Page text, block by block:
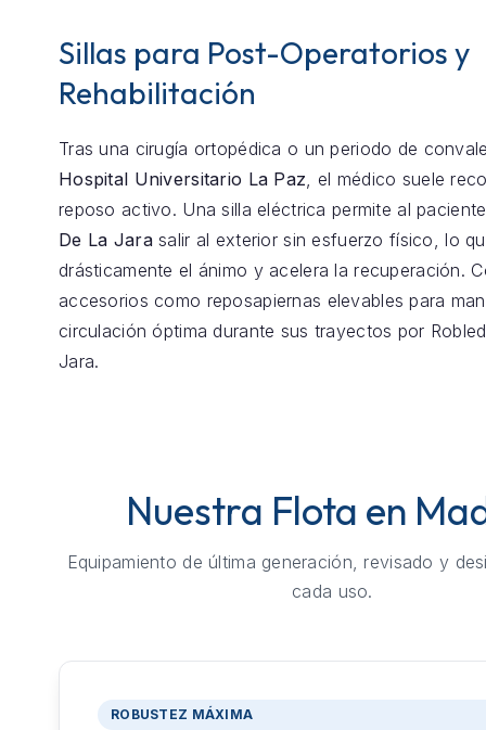
Sillas para Post-Operatorios y
Rehabilitación
Tras una cirugía ortopédica o un periodo de
Hospital Universitario La Paz, el médico suele
reposo activo. Una silla eléctrica permite al
De La Jarasalir al exterior sin esfuerzo físico, lo
drásticamente el ánimo y acelera la recuperación.
accesorios como reposapiernas elevables para
circulación óptima durante sus trayectos por
Jara.
Nuestra Flota en
Equipamiento de última generación, revisado y
cada uso.
ROBUSTEZ MÁXIMA